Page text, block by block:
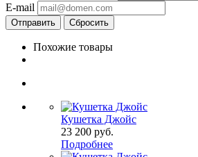
E-mail
Сбросить
Похожие товары
Кушетка Джойс
23 200 руб.
Подробнее